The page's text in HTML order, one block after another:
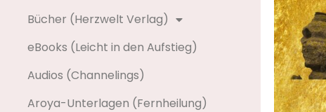
Bücher (Herzwelt Verlag)
eBooks (Leicht in den Aufstieg)
Audios (Channelings)
Aroya-Unterlagen (Fernheilung)